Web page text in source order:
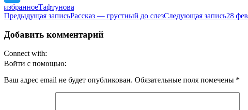
Twitter
избранноеТафтунова
Навигация
по
записям
Предыдущая записьРассказ — грустный до слезСледующая запись28
Добавить комментарий
Connect with:
Войти с помощью:
Ваш адрес email не будет опубликован. Обязательные поля помечены *